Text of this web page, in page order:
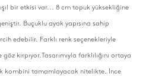
ışıl bir etkisi var... 8 cm topuk yüksekliğine
Buçuklu ayak yapısına sahip
edebilir. Farklı renk seçenekleriyle
kırpıyor.Tasarımıyla farklılığını ortaya
kombini tamamlayacak nitelikte. İnce